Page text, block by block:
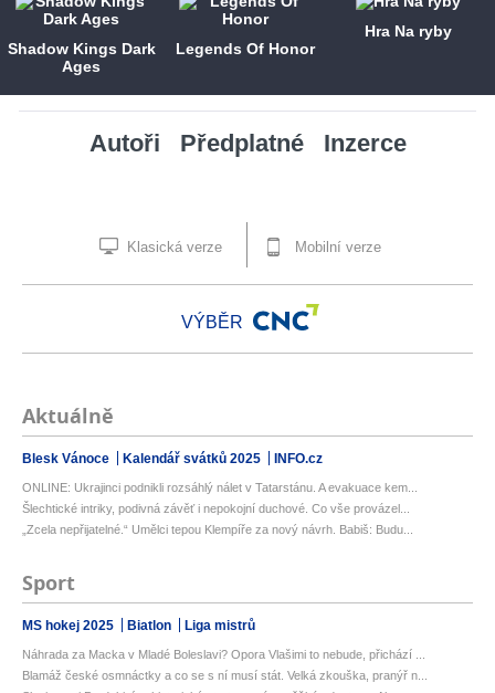
Shadow Kings Dark
Ages
Legends Of Honor
Hra Na ryby
Autoři Předplatné Inzerce
Klasická verze Mobilní verze
VÝBĚR
Aktuálně
Blesk Vánoce Kalendář svátků 2025 INFO.cz
ONLINE: Ukrajinci podnikli rozsáhlý nálet v Tatarstánu. A evakuace kem...
Šlechtické intriky, podivná závěť i nepokojní duchové. Co vše provázel...
„Zcela nepřijatelné.“ Umělci tepou Klempíře za nový návrh. Babiš: Budu...
Sport
MS hokej 2025 Biatlon Liga mistrů
Náhrada za Macka v Mladé Boleslavi? Opora Vlašimi to nebude, přichází ...
Blamáž české osmnáctky a co se s ní musí stát. Velká zkouška, pranýř n...